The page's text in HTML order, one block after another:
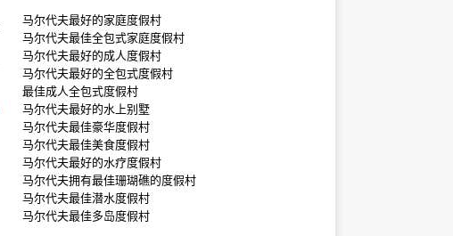
马尔代夫最好的家庭度假村
马尔代夫最佳全包式家庭度假村
马尔代夫最好的成人度假村
马尔代夫最好的全包式度假村
最佳成人全包式度假村
马尔代夫最好的水上别墅
马尔代夫最佳豪华度假村
马尔代夫最佳美食度假村
马尔代夫最好的水疗度假村
马尔代夫拥有最佳珊瑚礁的度假村
马尔代夫最佳潜水度假村
马尔代夫最佳多岛度假村